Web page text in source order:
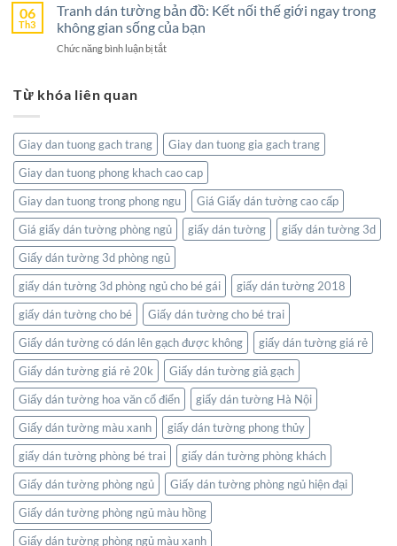
Không
Gian
Sống
Sức
Hút
Dán
Tường
Thanh
Hóa:
Thiên
Nhiên
06
Th3
Tranh dán tường bản đồ: Kết nối thế giới ngay trong
không gian sống của bạn
Chức năng bình luận bị tắtở
Kết
nối
giới
ngay
trong
không
gian
sống
của
bạn
Từ khóa liên quan
Giay dan tuong gach trang
Giay dan tuong gia gach trang
Giay dan tuong phong khach cao cap
Giay dan tuong trong phong ngu
Giá Giấy dán tường cao cấp
Giá giấy dán tường phòng ngủ
giấy dán tường
giấy dán tường 3d
Giấy dán tường 3d phòng ngủ
giấy dán tường 3d phòng ngủ cho bé gái
giấy dán tường 2018
giấy dán tường cho bé
Giấy dán tường cho bé trai
Giấy dán tường có dán lên gạch được không
giấy dán tường giá rẻ
Giấy dán tường giá rẻ 20k
Giấy dán tường giả gạch
Giấy dán tường hoa văn cổ điển
giấy dán tường Hà Nội
Giấy dán tường màu xanh
giấy dán tường phong thủy
giấy dán tường phòng bé trai
giấy dán tường phòng khách
Giấy dán tường phòng ngủ
Giấy dán tường phòng ngủ hiện đại
Giấy dán tường phòng ngủ màu hồng
Giấy dán tường phòng ngủ màu xanh